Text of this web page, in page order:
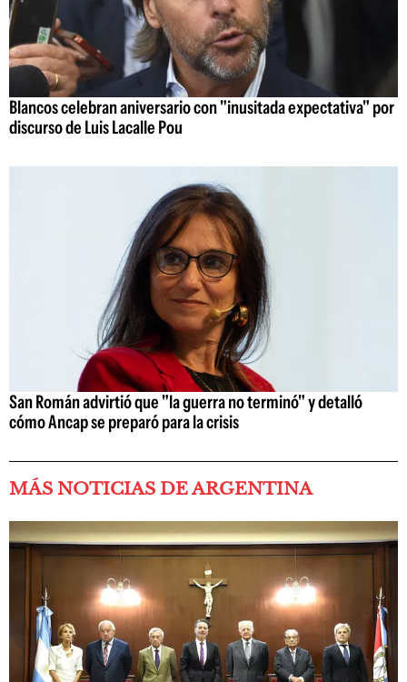
Blancos celebran aniversario con "inusitada expectativa" por
discurso de Luis Lacalle Pou
San Román advirtió que "la guerra no terminó" y detalló
cómo Ancap se preparó para la crisis
MÁS NOTICIAS DE ARGENTINA